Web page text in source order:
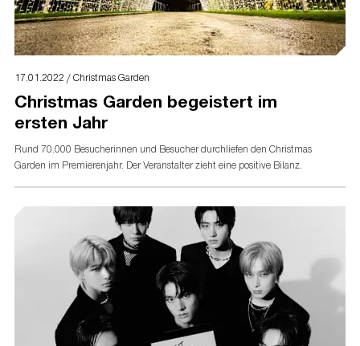
17.01.2022 / Christmas Garden
Christmas Garden begeistert im
ersten Jahr
Rund 70.000 Besucherinnen und Besucher durchliefen den Christmas
Garden im Premierenjahr. Der Veranstalter zieht eine positive Bilanz.